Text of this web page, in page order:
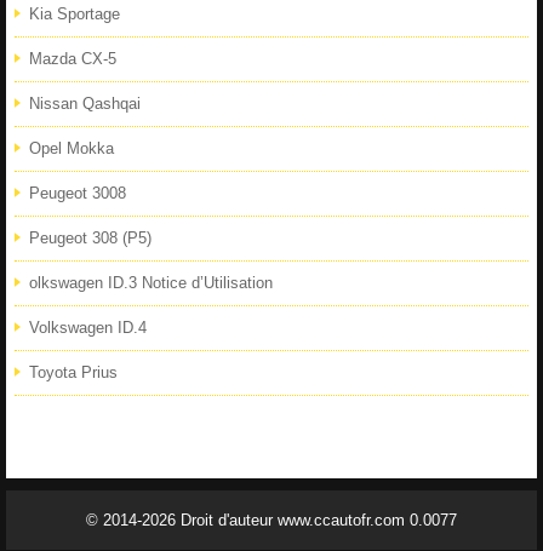
Kia Sportage
Mazda CX-5
Nissan Qashqai
Opel Mokka
Peugeot 3008
Peugeot 308 (P5)
olkswagen ID.3 Notice d’Utilisation
Volkswagen ID.4
Toyota Prius
© 2014-2026 Droit d'auteur www.ccautofr.com 0.0077